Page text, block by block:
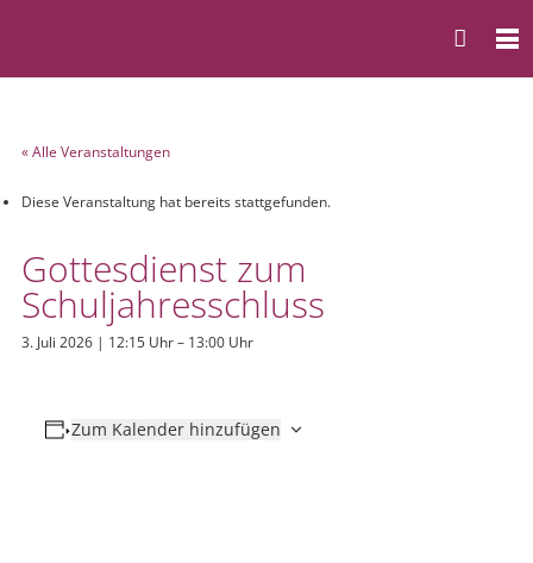
« Alle Veranstaltungen
Diese Veranstaltung hat bereits stattgefunden.
Gottesdienst zum
Schuljahresschluss
3. Juli 2026 | 12:15 Uhr– 13:00 Uhr
Zum Kalender hinzufügen